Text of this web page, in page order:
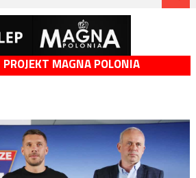
MAGNA POLONIA